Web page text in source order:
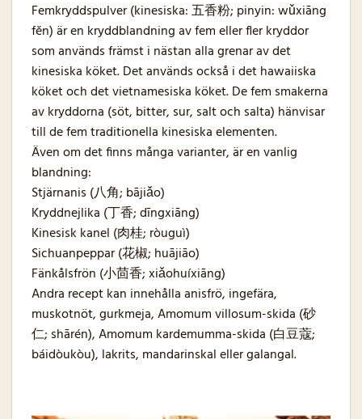
Femkryddspulver (kinesiska: 五香粉; pinyin: wǔxiāng
fěn) är en kryddblandning av fem eller fler kryddor
som används främst i nästan alla grenar av det
kinesiska köket. Det används också i det hawaiiska
köket och det vietnamesiska köket. De fem smakerna
av kryddorna (söt, bitter, sur, salt och salta) hänvisar
till de fem traditionella kinesiska elementen.
Även om det finns många varianter, är en vanlig
blandning:
Stjärnanis (八角; bājiǎo)
Kryddnejlika (丁香; dīngxiāng)
Kinesisk kanel (肉桂; ròuguì)
Sichuanpeppar (花椒; huājiāo)
Fänkålsfrön (小茴香; xiǎohuíxiāng)
Andra recept kan innehålla anisfrö, ingefära,
muskotnöt, gurkmeja, Amomum villosum-skida (砂
仁; shārén), Amomum kardemumma-skida (白豆蔻;
báidòukòu), lakrits, mandarinskal eller galangal.